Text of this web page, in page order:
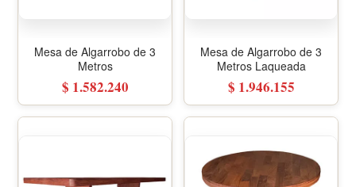
Mesa de Algarrobo de 3
Metros
$ 1.582.240
Mesa de Algarrobo de 3
Metros Laqueada
$ 1.946.155